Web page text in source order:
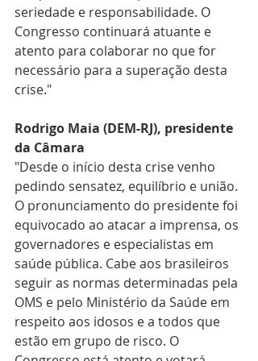
seriedade e responsabilidade. O
Congresso continuará atuante e
atento para colaborar no que for
necessário para a superação desta
crise."
Rodrigo Maia (DEM-RJ), presidente
da Câmara
"Desde o início desta crise venho
pedindo sensatez, equilíbrio e união.
O pronunciamento do presidente foi
equivocado ao atacar a imprensa, os
governadores e especialistas em
saúde pública. Cabe aos brasileiros
seguir as normas determinadas pela
OMS e pelo Ministério da Saúde em
respeito aos idosos e a todos que
estão em grupo de risco. O